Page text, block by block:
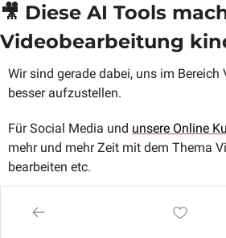
🎥 Diese AI Tools
Videobearbeitung
Wir sind gerade dabei, uns im Bereich
besser aufzustellen.
Für Social Media und unsere Online
mehr und mehr Zeit mit dem Thema
bearbeiten etc.
wir hier einmal kurz vorstellen wollen.